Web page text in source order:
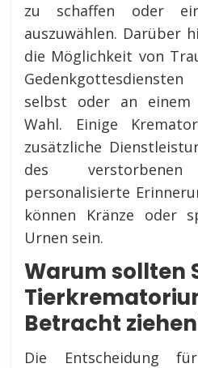
zu schaffen oder
auszuwählen. Darüber
die Möglichkeit von
selbst oder an
Wahl. Einige
zusätzliche
des
personalisierte
können Kränze oder
Urnen sein.
Warum sollten
Betracht
Die Entscheidung